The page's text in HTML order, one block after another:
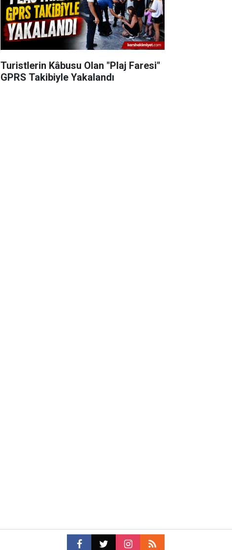
Turistlerin Kâbusu Olan "Plaj Faresi"
GPRS Takibiyle Yakalandı